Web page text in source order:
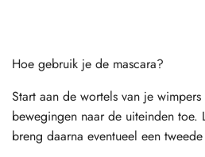
Hoe gebruik je de mascara?
Start aan de wortels van je
bewegingen naar de uiteinden toe.
breng daarna eventueel een